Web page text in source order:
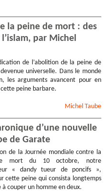
la peine de mort : des
par Michel
de l’abolition de la peine de
universelle. Dans le monde
les arguments avancent pour en
peine barbare.
Michel Taube
d’une nouvelle
de Garate
de la Journée mondiale contre la
mort du 10 octobre, notre
« dandy tueur de poncifs »,
cette peine qui consista longtemps
à couper un homme en deux.